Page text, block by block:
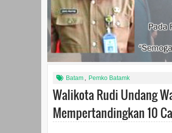
Batam , Pemko Batamk
Walikota Rudi Undang
Mempertandingkan 10